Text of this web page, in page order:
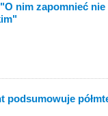
nim zapomnieć
podsumowuje